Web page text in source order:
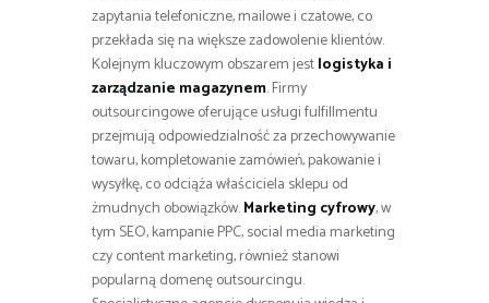
zapytania telefoniczne, mailowe i czatowe, co
przekłada się na większe zadowolenie klientów.
Kolejnym kluczowym obszarem jestlogistyka i
zarządzanie magazynem. Firmy
outsourcingowe oferujące usługi fulfillmentu
przejmują odpowiedzialność za przechowywanie
towaru, kompletowanie zamówień, pakowanie i
wysyłkę, co odciąża właściciela sklepu od
żmudnych obowiązków.Marketing cyfrowy, w
tym SEO, kampanie PPC, social media marketing
czy content marketing, również stanowi
popularną domenę outsourcingu.